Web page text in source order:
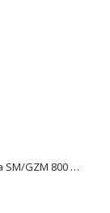
Гладильная доска Silter Gazzella SM/GZM 800 DS